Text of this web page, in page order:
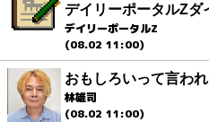
デイリーポータルZダ
デイリーポータルZ
(08.02 11:00)
おもしろいって言わ
林雄司
(08.02 11:00)